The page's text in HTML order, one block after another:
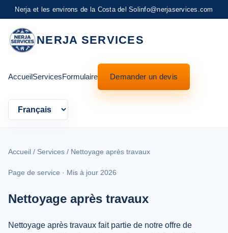
Nerja et les environs de la Costa del Sol info@nerjaservices.com
NERJA SERVICES
AccueilServicesFormulaire Demander un devis
Language
Accueil / Services / Nettoyage après travaux
Page de service · Mis à jour 2026
Nettoyage après travaux
Nettoyage après travaux fait partie de notre offre de